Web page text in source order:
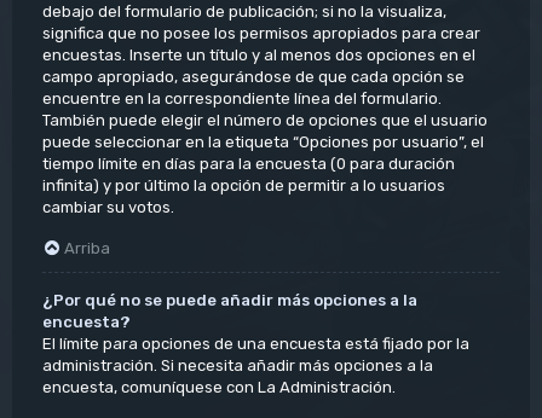
debajo del formulario de publicación; si no la visualiza,
significa que no posee los permisos apropiados para crear
encuestas. Inserte un título y al menos dos opciones en el
campo apropiado, asegurándose de que cada opción se
encuentre en la correspondiente línea del formulario.
También puede elegir el número de opciones que el usuario
puede seleccionar en la etiqueta “Opciones por usuario”, el
tiempo límite en días para la encuesta (0 para duración
infinita) y por último la opción de permitir a lo usuarios
cambiar su votos.
Arriba
¿Por qué no se puede añadir más opciones a la
encuesta?
El límite para opciones de una encuesta está fijado por la
administración. Si necesita añadir más opciones a la
encuesta, comuníquese con La Administración.